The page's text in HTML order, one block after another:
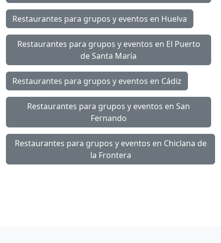
Restaurantes para grupos y eventos en Huelva
Restaurantes para grupos y eventos en El Puerto
de Santa María
Restaurantes para grupos y eventos en Cádiz
Restaurantes para grupos y eventos en San
Fernando
Restaurantes para grupos y eventos en Chiclana de
la Frontera